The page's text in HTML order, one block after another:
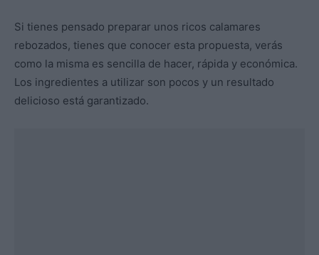
Si tienes pensado preparar unos ricos calamares
rebozados, tienes que conocer esta propuesta, verás
como la misma es sencilla de hacer, rápida y económica.
Los ingredientes a utilizar son pocos y un resultado
delicioso está garantizado.